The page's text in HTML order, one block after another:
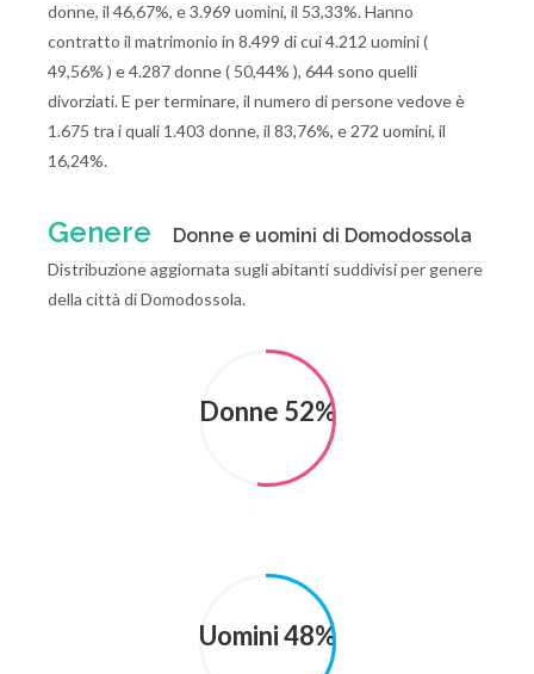
donne, il 46,67%, e 3.969 uomini, il 53,33%. Hanno
contratto il matrimonio in 8.499 di cui 4.212 uomini (
49,56% ) e 4.287 donne ( 50,44% ), 644 sono quelli
divorziati. E per terminare, il numero di persone vedove è
1.675 tra i quali 1.403 donne, il 83,76%, e 272 uomini, il
16,24%.
Genere Donne e uomini di Domodossola
Distribuzione aggiornata sugli abitanti suddivisi per genere
della città di Domodossola.
Donne 52%
Uomini 48%